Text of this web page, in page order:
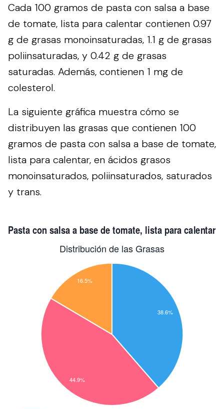
Cada 100 gramos de pasta con salsa a base
de tomate, lista para calentar contienen 0.97
g de grasas monoinsaturadas, 1.1 g de grasas
poliinsaturadas, y 0.42 g de grasas
saturadas. Además, contienen 1 mg de
colesterol.
La siguiente gráfica muestra cómo se
distribuyen las grasas que contienen 100
gramos de pasta con salsa a base de tomate,
lista para calentar, en ácidos grasos
monoinsaturados, poliinsaturados, saturados
y trans.